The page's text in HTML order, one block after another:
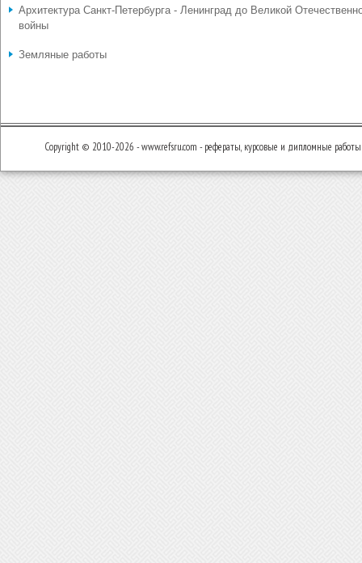
Архитектура Санкт-Петербурга - Ленинград до Великой
войны
Земляные работы
Copyright © 2010-2026 - www.refsru.com - рефераты, курсовые и дипломные работы